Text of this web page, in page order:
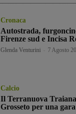
Cronaca
Autostrada,
Firenze sud e Incisa
Glenda Venturini 7 Agosto
Calcio
Il Terranuova
Grosseto per una